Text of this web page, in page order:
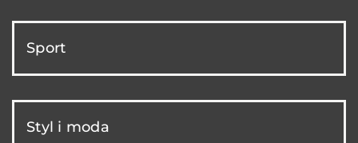
Sport
Styl i moda